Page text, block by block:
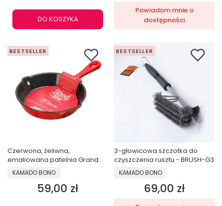
DO KOSZYKA
Powiadom mnie o
dostępności
BESTSELLER
Czerwona, żeliwna,
emaliowana patelnia Grand
Feu, 15,5 cm - FRYP15R
PRODUCENT
KAMADO BONO
Cena
59,00 zł
BESTSELLER
3-głowicowa szczotka do
czyszczenia rusztu - BRUSH-G3
PRODUCENT
KAMADO BONO
Cena
69,00 zł